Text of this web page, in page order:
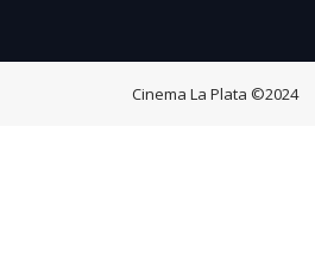
Cinema La Plata ©2024